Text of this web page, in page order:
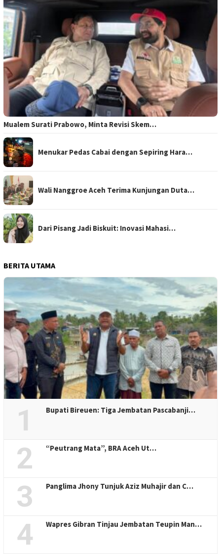
Mualem Surati Prabowo, Minta Revisi Skem…
Menukar Pedas Cabai dengan Sepiring Hara…
Wali Nanggroe Aceh Terima Kunjungan Duta…
Dari Pisang Jadi Biskuit: Inovasi Mahasi…
BERITA UTAMA
1 Bupati Bireuen: Tiga Jembatan Pascabanji…
2 “Peutrang Mata”, BRA Aceh Ut…
3 Panglima Jhony Tunjuk Aziz Muhajir dan C…
4 Wapres Gibran Tinjau Jembatan Teupin Man…